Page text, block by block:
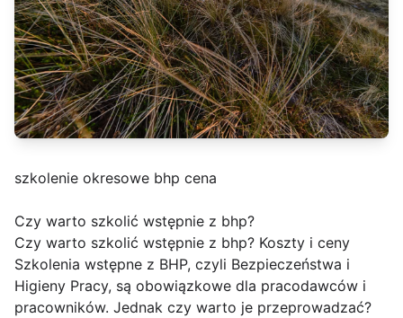
szkolenie okresowe bhp cena
Czy warto szkolić wstępnie z bhp?
Czy warto szkolić wstępnie z bhp? Koszty i ceny
Szkolenia wstępne z BHP, czyli Bezpieczeństwa i
Higieny Pracy, są obowiązkowe dla pracodawców i
pracowników. Jednak czy warto je przeprowadzać?